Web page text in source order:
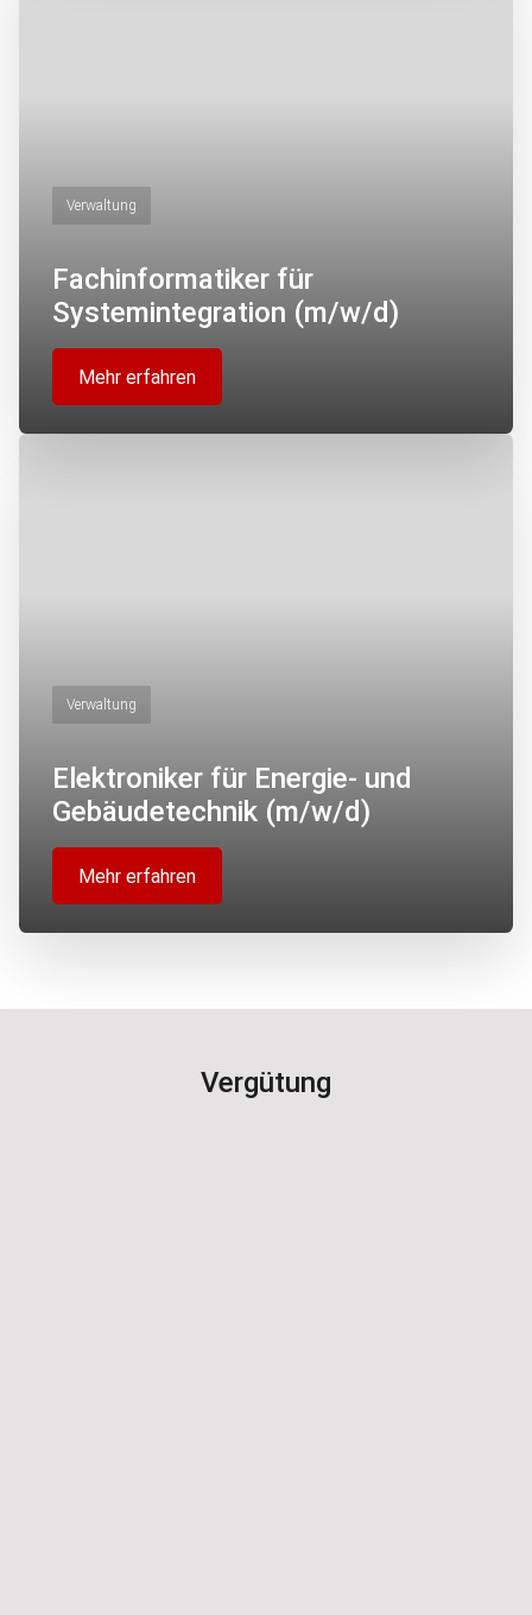
Verwaltung
Fachinformatiker für
Systemintegration (m/w/d)
Mehr erfahren
Verwaltung
Elektroniker für Energie- und
Gebäudetechnik (m/w/d)
Mehr erfahren
Vergütung